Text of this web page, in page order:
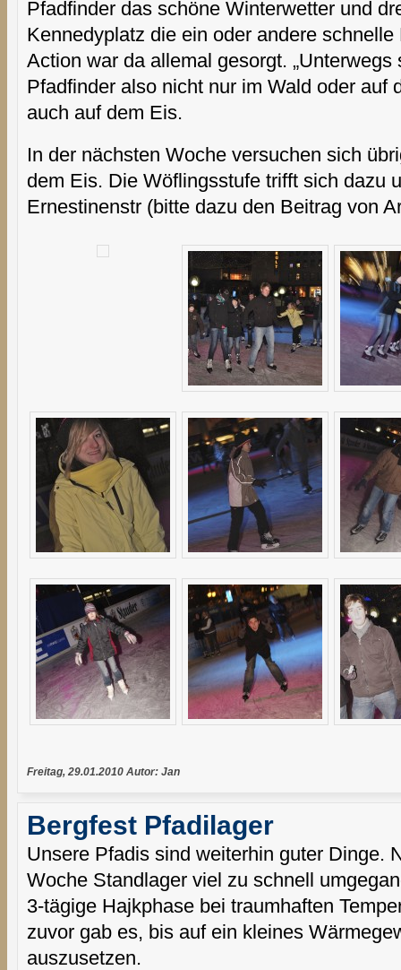
Pfadfinder das schöne Winterwetter und
Kennedyplatz die ein oder andere
Action war da allemal gesorgt. „Unterwegs
Pfadfinder also nicht nur im Wald oder auf
auch auf dem Eis.
In der nächsten Woche versuchen sich
dem Eis. Die Wöflingsstufe trifft sich dazu
Ernestinenstr (bitte dazu den Beitrag von
Freitag, 29.01.2010 Autor: Jan
Bergfest Pfadilager
Unsere Pfadis sind weiterhin guter Dinge.
Woche Standlager viel zu schnell
3-tägige Hajkphase bei traumhaften
zuvor gab es, bis auf ein kleines
auszusetzen.